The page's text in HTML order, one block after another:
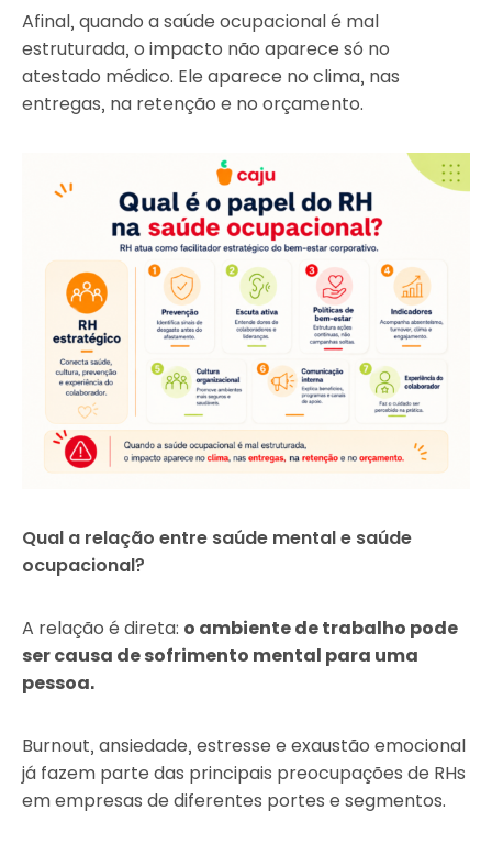
Afinal, quando a saúde ocupacional é mal
estruturada, o impacto não aparece só no
atestado médico. Ele aparece no clima, nas
entregas, na retenção e no orçamento.
Qual a relação entre saúde mental e saúde
ocupacional?
A relação é direta: o ambiente de trabalho pode
ser causa de sofrimento mental para uma
pessoa.
Burnout, ansiedade, estresse e exaustão emocional
já fazem parte das principais preocupações de RHs
em empresas de diferentes portes e segmentos.